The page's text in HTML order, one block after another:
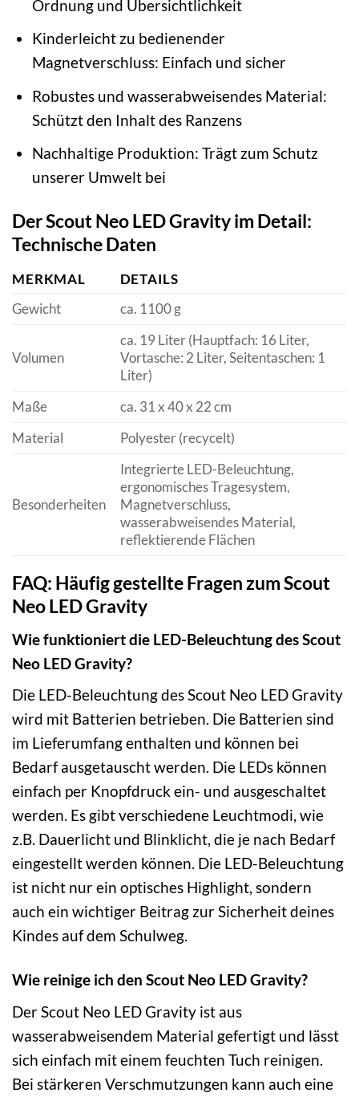
Ordnung und Übersichtlichkeit
Kinderleicht zu bedienender
Magnetverschluss: Einfach und sicher
Robustes und wasserabweisendes Material:
Schützt den Inhalt des Ranzens
Nachhaltige Produktion: Trägt zum Schutz
unserer Umwelt bei
Der Scout Neo LED Gravity im Detail:
Technische Daten
MERKMAL
DETAILS
Gewicht
ca. 1100 g
Volumen
ca. 19 Liter (Hauptfach: 16 Liter,
Vortasche: 2 Liter, Seitentaschen: 1
Liter)
Maße
ca. 31 x 40 x 22 cm
Material
Polyester (recycelt)
Besonderheiten
Integrierte LED-Beleuchtung,
ergonomisches Tragesystem,
Magnetverschluss,
wasserabweisendes Material,
reflektierende Flächen
FAQ: Häufig gestellte Fragen zum Scout
Neo LED Gravity
Wie funktioniert die LED-Beleuchtung des Scout
Neo LED Gravity?
Die LED-Beleuchtung des Scout Neo LED Gravity
wird mit Batterien betrieben. Die Batterien sind
im Lieferumfang enthalten und können bei
Bedarf ausgetauscht werden. Die LEDs können
einfach per Knopfdruck ein- und ausgeschaltet
werden. Es gibt verschiedene Leuchtmodi, wie
z.B. Dauerlicht und Blinklicht, die je nach Bedarf
eingestellt werden können. Die LED-Beleuchtung
ist nicht nur ein optisches Highlight, sondern
auch ein wichtiger Beitrag zur Sicherheit deines
Kindes auf dem Schulweg.
Wie reinige ich den Scout Neo LED Gravity?
Der Scout Neo LED Gravity ist aus
wasserabweisendem Material gefertigt und lässt
sich einfach mit einem feuchten Tuch reinigen.
Bei stärkeren Verschmutzungen kann auch eine